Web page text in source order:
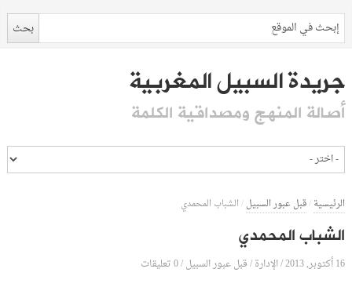
جريدة السبيل المغربية
أصالة المنهج ومصداقية الكلمة
الرئيسية/قبل عبور السبيل/الشباب المحمدي
الشباب المحمدي
16 أكتوبر, 2013 /الإدارة/قبل عبور السبيل/0 تعليقات